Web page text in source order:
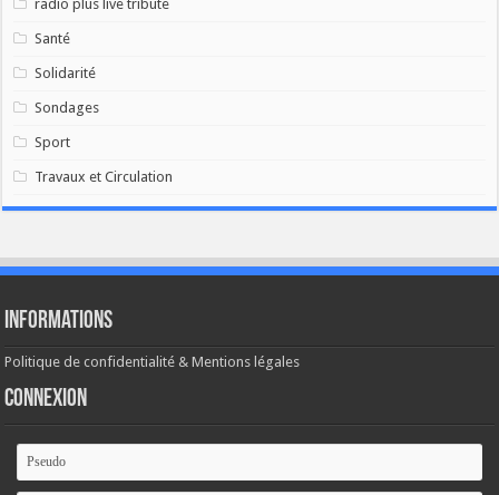
radio plus live tribute
Santé
Solidarité
Sondages
Sport
Travaux et Circulation
Informations
Politique de confidentialité & Mentions légales
Connexion